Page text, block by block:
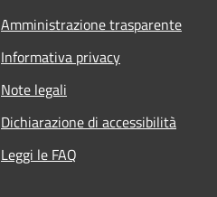
Amministrazione trasparente
Informativa privacy
Note legali
Dichiarazione di accessibilità
Leggi le FAQ